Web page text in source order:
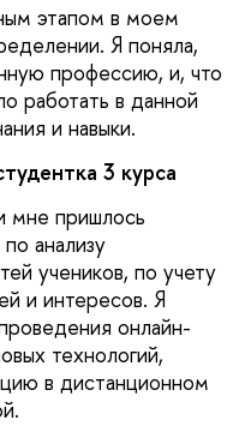
этапом в моем
Я поняла,
профессию, и, что
работать в данной
и навыки.
3 курса
мне пришлось
анализу
учеников, по учету
и интересов. Я
онлайн-
технологий,
в дистанционном